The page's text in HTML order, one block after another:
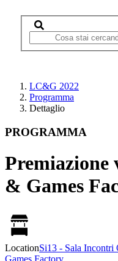
LC&G 2022
Programma
Dettaglio
PROGRAMMA
& Games
LocationSi13 - Sala
Games Factory